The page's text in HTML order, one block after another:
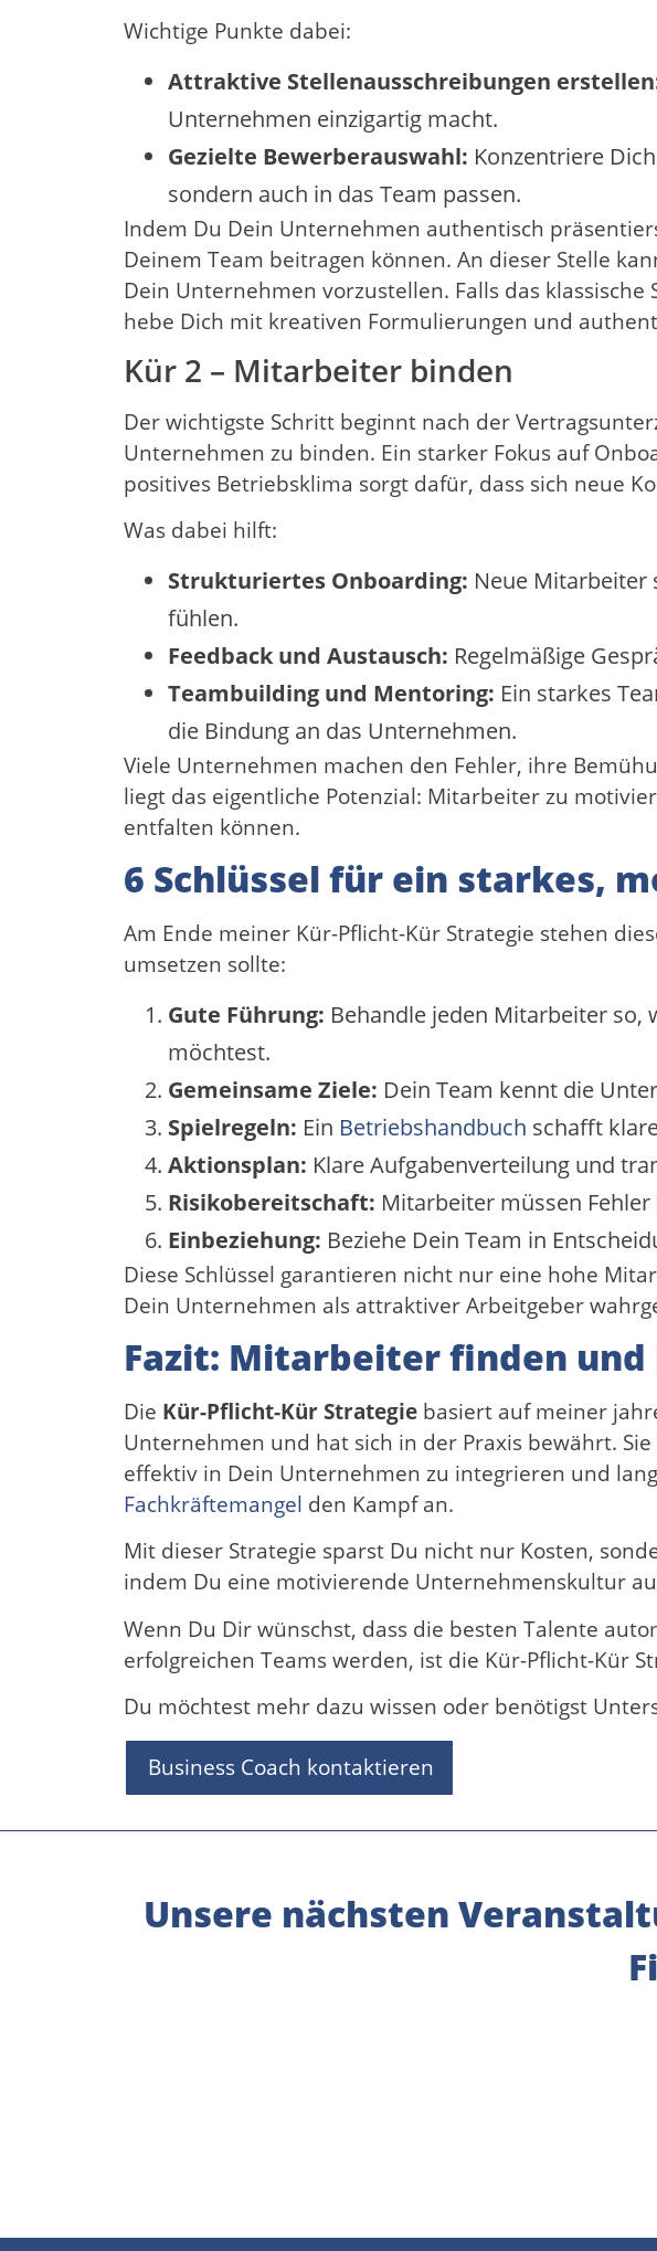
Wichtige Punkte dabei:
Attraktive Stellenausschreibungen
Unternehmen einzigartig macht.
Gezielte Bewerberauswahl: Konzentriere
sondern auch in das Team passen.
Indem Du Dein Unternehmen authentisch
Deinem Team beitragen können. An dieser Stelle
Dein Unternehmen vorzustellen. Falls das
hebe Dich mit kreativen Formulierungen und
Kür 2 – Mitarbeiter binden
Der wichtigste Schritt beginnt nach der
Unternehmen zu binden. Ein starker Fokus auf
positives Betriebsklima sorgt dafür, dass sich neue
Was dabei hilft:
Strukturiertes Onboarding: Neue Mitarbeiter
fühlen.
Feedback und Austausch: Regelmäßige
Teambuilding und Mentoring: Ein starkes
die Bindung an das Unternehmen.
Viele Unternehmen machen den Fehler, ihre
liegt das eigentliche Potenzial: Mitarbeiter zu
entfalten können.
6 Schlüssel für ein starkes,
Am Ende meiner Kür-Pflicht-Kür Strategie stehen
umsetzen sollte:
Gute Führung: Behandle jeden Mitarbeiter so,
möchtest.
Gemeinsame Ziele: Dein Team kennt die
Spielregeln: Ein Betriebshandbuch schafft
Aktionsplan: Klare Aufgabenverteilung und
Risikobereitschaft: Mitarbeiter müssen
Einbeziehung: Beziehe Dein Team in
Diese Schlüssel garantieren nicht nur eine hohe
Dein Unternehmen als attraktiver Arbeitgeber
Fazit: Mitarbeiter finden
Die Kür-Pflicht-Kür Strategie basiert auf meiner
Unternehmen und hat sich in der Praxis bewährt.
effektiv in Dein Unternehmen zu integrieren und
Fachkräftemangel den Kampf an.
Mit dieser Strategie sparst Du nicht nur Kosten,
indem Du eine motivierende Unternehmenskultur
Wenn Du Dir wünschst, dass die besten Talente
erfolgreichen Teams werden, ist die Kür-Pflicht-Kür
Du möchtest mehr dazu wissen oder benötigst
Business Coach kontaktieren
Unsere nächsten